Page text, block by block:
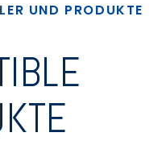
UND PRODUKTE